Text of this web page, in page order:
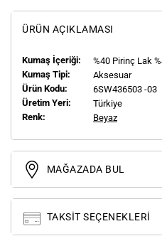
ÜRÜN AÇIKLAMASI
Kumaş İçeriği:
%40 Pirinç Lak
Kumaş Tipi:
Aksesuar
Ürün Kodu:
6SW436503 -03
Üretim Yeri:
Türkiye
Renk:
Beyaz
MAĞAZADA BUL
TAKSIT SEÇENEKLERI